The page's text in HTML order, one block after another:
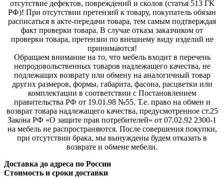
отсутствие дефектов, повреждений и сколов (статья 513 ГК
РФ)! При отсутствии претензий к товару, покупатель обязан
расписаться в акте-передачи товара, тем самым подтверждая
факт проверки товара. В случае отказа заказчиком от
проверки товара, претензии по внешнему виду изделий не
принимаются!
Обращаем внимание на то, что мебель входит в перечень
непродовольственных товаров надлежащего качества, не
подлежащих возврату или обмену на аналогичный товар
других размеров, формы, габарита, фасона, расцветки или
комплектации в соответствии с Постановлением
правительства РФ от 19.01.98 №55. Т.е. право на обмен и
возврат товара надлежащего качества, предусмотренное ст.25
Закона РФ «О защите прав потребителей» от 07.02.92 2300-1
на мебель не распространяются. После совершения покупки,
при отсутствии брака, мы вынуждены будем отказать в
возврате и обмене мебели.
Доставка до адреса по России
Стоимость и сроки доставки